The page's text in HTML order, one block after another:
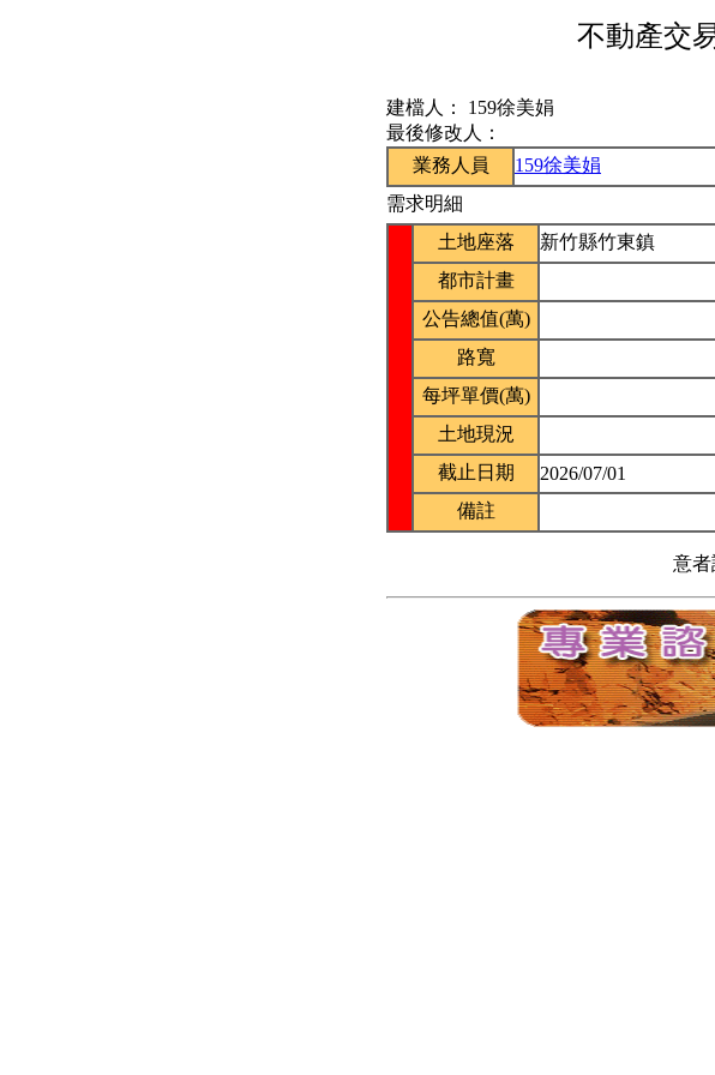
不動產交
建檔人： 159徐美娟
最後修改人：
業務人員
159徐美娟
需求明細
土地座落
新竹縣竹東鎮
都市計畫
公告總值(萬)
路寬
每坪單價(萬)
土地現況
截止日期
2026/07/01
備註
意者